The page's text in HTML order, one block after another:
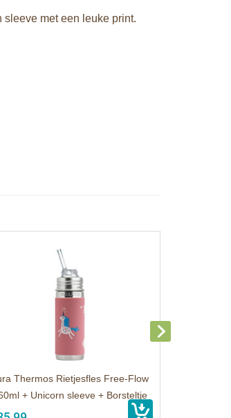
met een leuke print.
Thermos Rietjesfles Free-Flow
+ Unicorn sleeve + Borsteltje